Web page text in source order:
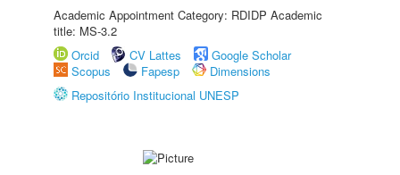
Academic Appointment Category: RDIDP Academic
title: MS-3.2
Orcid
CV Lattes
Google Scholar
Scopus
Fapesp
Dimensions
Repositório Institucional UNESP